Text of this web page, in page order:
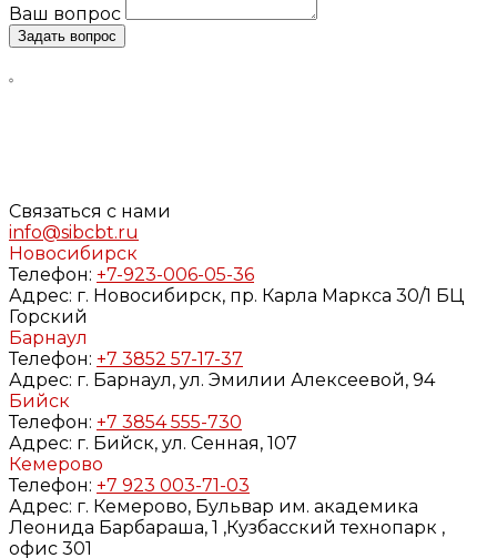
Ваш вопрос
Задать вопрос
Связаться с нами
info@sibcbt.ru
Новосибирск
Телефон: +7-923-006-05-36
Адрес: г. Новосибирск, пр. Карла Маркса 30/1 БЦ
Горский
Барнаул
Телефон: +7 3852 57-17-37
Адрес: г. Барнаул, ул. Эмилии Алексеевой, 94
Бийск
Телефон: +7 3854 555-730
Адрес: г. Бийск, ул. Сенная, 107
Кемерово
Телефон: +7 923 003-71-03
Адрес: г. Кемерово, Бульвар им. академика
Леонида Барбараша, 1 ,Кузбасский технопарк ,
офис 301